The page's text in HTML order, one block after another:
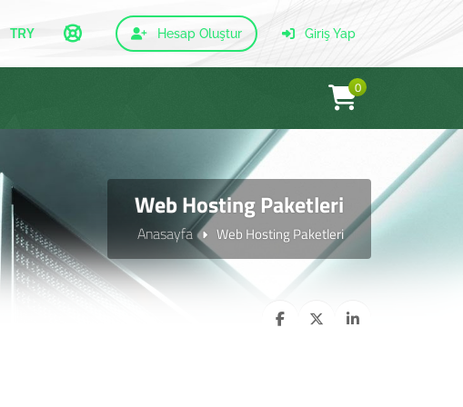
Giriş Yap
Hesap Oluştur
TRY
0
Web Hosting Paketleri
Anasayfa Web Hosting Paketleri